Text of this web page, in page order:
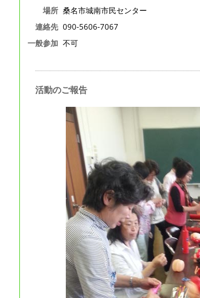
場所 桑名市城南市民センター
連絡先 090-5606-7067
一般参加 不可
活動のご報告